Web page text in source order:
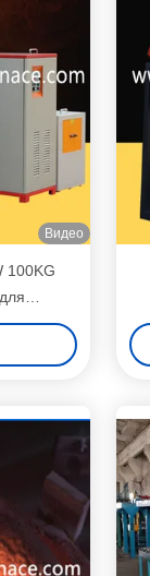
Видео
100KG
железа